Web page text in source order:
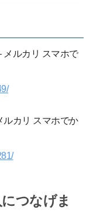
メルカリ スマホで
ルカリ スマホでか
つなげま